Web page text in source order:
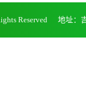
Reserved 地址